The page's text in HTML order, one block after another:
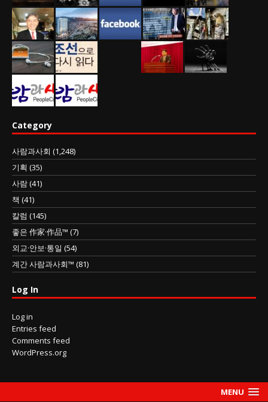
Category
사람과사회 (1,248)
기획 (35)
사람(41)
책 (41)
칼럼 (145)
좋은 作家·作品™ (7)
외교·안보·통일 (54)
계간 사람과사회™ (81)
Log In
Log in
Entries feed
Comments feed
WordPress.org
MENU